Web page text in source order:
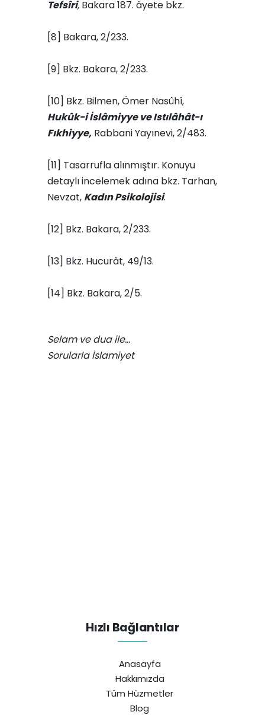
Tefsîri, Bakara 187. âyete bkz.
[8] Bakara, 2/233.
[9] Bkz. Bakara, 2/233.
[10] Bkz. Bilmen, Ömer Nasûhî,
Hukûk-i İslâmiyye ve Istılâhât-ı
Fıkhiyye, Rabbani Yayınevi, 2/483.
[11] Tasarrufla alınmıştır. Konuyu
detaylı incelemek adına bkz. Tarhan,
Nevzat, Kadın Psikolojisi.
[12] Bkz. Bakara, 2/233.
[13] Bkz. Hucurât, 49/13.
[14] Bkz. Bakara, 2/5.
Selam ve dua ile…
Sorularla İslamiyet
Hızlı Bağlantılar
Anasayfa
Hakkımızda
Tüm Hüzmetler
Blog